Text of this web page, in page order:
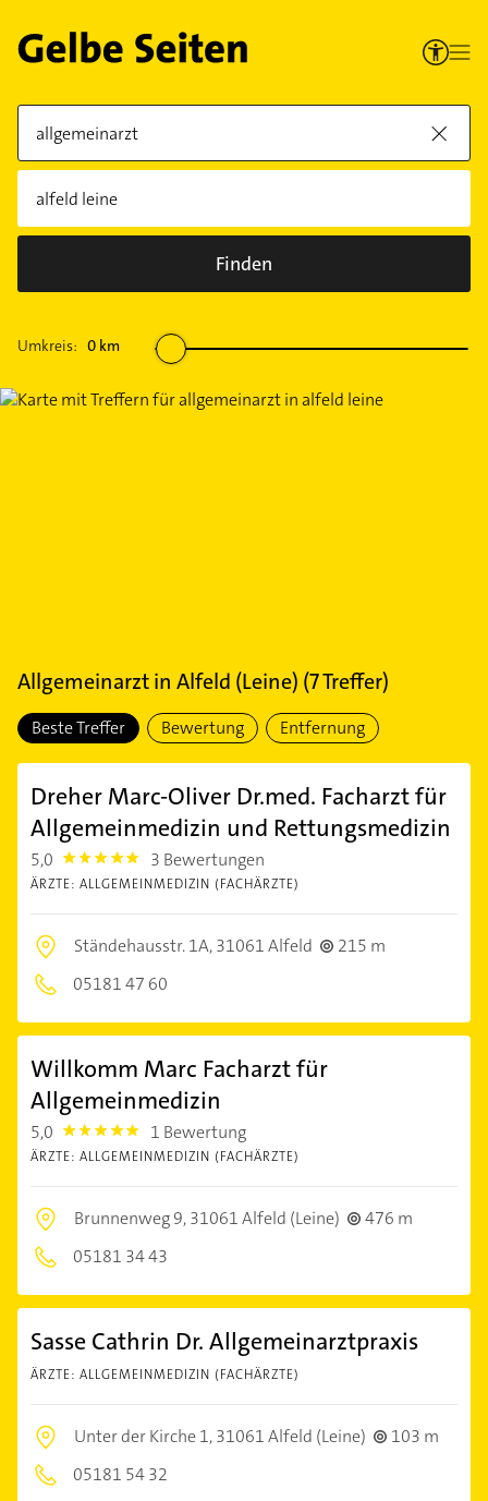
Finden
Umkreis: 0 km
Allgemeinarztin Alfeld (Leine) (7Treffer)
Beste Treffer Bewertung Entfernung
Dreher Marc-Oliver Dr.med. Facharzt für
Allgemeinmedizin und Rettungsmedizin
5,0 5.0 3 Bewertungen
ÄRZTE: ALLGEMEINMEDIZIN (FACHÄRZTE)
Ständehausstr. 1A,31061 Alfeld
215 m
05181 47 60
Willkomm Marc Facharzt für
Allgemeinmedizin
5,0 5.0 1 Bewertung
ÄRZTE: ALLGEMEINMEDIZIN (FACHÄRZTE)
Brunnenweg 9,31061 Alfeld (Leine)
476 m
05181 34 43
Sasse Cathrin Dr. Allgemeinarztpraxis
ÄRZTE: ALLGEMEINMEDIZIN (FACHÄRZTE)
Unter der Kirche 1,31061 Alfeld (Leine)
103 m
05181 54 32